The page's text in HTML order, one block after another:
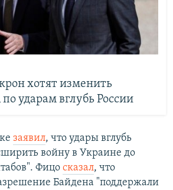
хотят изменить
ударам вглубь России
заявил, что удары вглубь
войну в Украине до
Фицо сказал, что
Байдена "поддержали